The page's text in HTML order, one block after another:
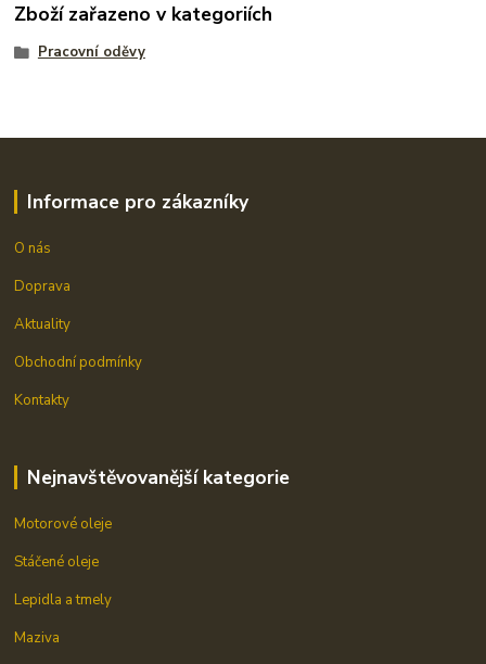
Zboží zařazeno v kategoriích
Pracovní oděvy
Informace pro zákazníky
O nás
Doprava
Aktuality
Obchodní podmínky
Kontakty
Nejnavštěvovanější kategorie
Motorové oleje
Stáčené oleje
Lepidla a tmely
Maziva